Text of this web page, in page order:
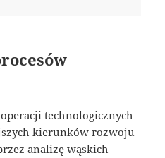
technologicznych
kierunków rozwoju
analizę wąskich